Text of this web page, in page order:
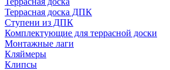
Террасная доска ДПК
Ступени из ДПК
Комплектующие для террасной доски
Монтажные лаги
Кляймеры
Клипсы